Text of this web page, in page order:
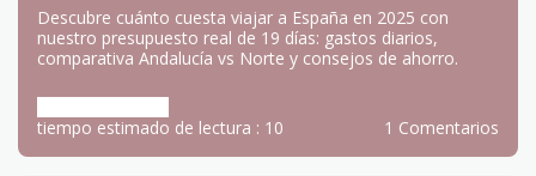
Descubre cuánto cuesta viajar a España en 2025 con
nuestro presupuesto real de 19 días: gastos diarios,
comparativa Andalucía vs Norte y consejos de ahorro.
tiempo estimado de lectura : 10
1 Comentarios